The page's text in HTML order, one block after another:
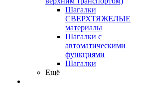
Шагалки
СВЕРХТЯЖЕЛЫЕ
материалы
Шагалки с
автоматическими
функциями
Шагалки
Ещё